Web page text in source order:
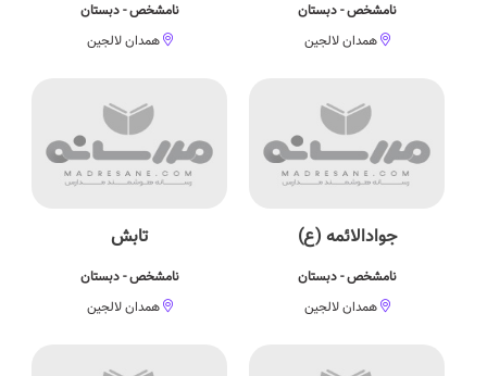
نامشخص - دبستان
همدان لالجین
نامشخص - دبستان
همدان لالجین
جوادالائمه (ع)
نامشخص - دبستان
همدان لالجین
تابش
نامشخص - دبستان
همدان لالجین